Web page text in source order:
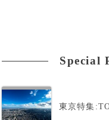
Special
東京特集